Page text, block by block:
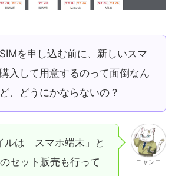
を申し込む前に、新しいスマ
入して用意するのって面倒なん
、どうにかならないの？
ルは「スマホ端末」と
セット販売も行って
ニャンコ